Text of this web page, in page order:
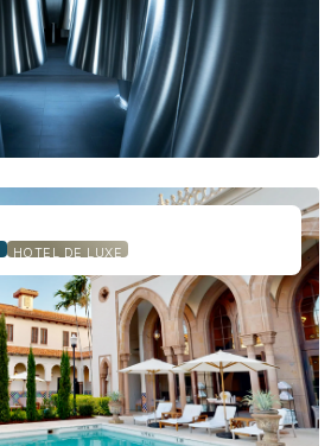
HÔTEL DE LUXE